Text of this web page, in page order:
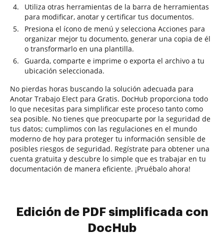
Utiliza otras herramientas de la barra de herramientas
para modificar, anotar y certificar tus documentos.
Presiona el ícono de menú y selecciona Acciones para
organizar mejor tu documento, generar una copia de él
o transformarlo en una plantilla.
Guarda, comparte e imprime o exporta el archivo a tu
ubicación seleccionada.
No pierdas horas buscando la solución adecuada para
Anotar Trabajo Elect para Gratis. DocHub proporciona todo
lo que necesitas para simplificar este proceso tanto como
sea posible. No tienes que preocuparte por la seguridad de
tus datos; cumplimos con las regulaciones en el mundo
moderno de hoy para proteger tu información sensible de
posibles riesgos de seguridad. Regístrate para obtener una
cuenta gratuita y descubre lo simple que es trabajar en tu
documentación de manera eficiente. ¡Pruébalo ahora!
Edición de PDF simplificada con
DocHub